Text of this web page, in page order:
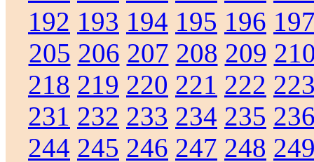
192 193 194 195 196
205 206 207 208 209
218 219 220 221 222
231 232 233 234 235
244 245 246 247 248